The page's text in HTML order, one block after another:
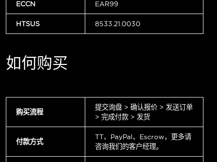
ECCN EAR99
HTSUS 8533.21.0030
如何购买
购买流程
提交询盘 > 确认报价 > 发送订单
> 完成付款 > 发货
付款方式
TT、PayPal、Escrow，更多请
咨询我们的客户经理。